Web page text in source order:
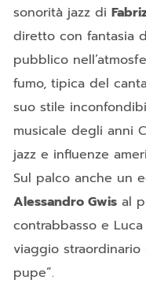
sonorità jazz di
diretto con fantasia
pubblico
fumo, tipica del
suo stile
musicale degli anni
jazz e influenze
Sul palco anche un
Alessandro Gwis al
contrabbasso e
viaggio straordinario
pupe”.